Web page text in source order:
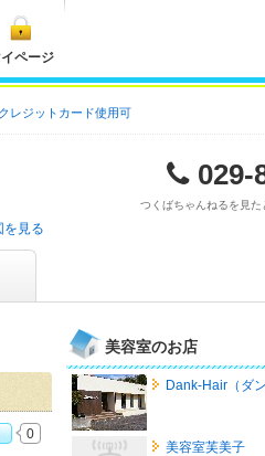
ページ
クレジットカード使用可
029-
つくばちゃんねるを見
を見る
0
美容室のお店
Dank-Hair（ダ
美容室芙美子